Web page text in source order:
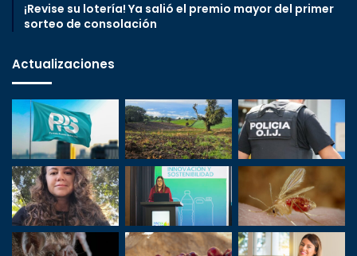
¡Revise su lotería! Ya salió el premio mayor del primer
sorteo de consolación
Actualizaciones